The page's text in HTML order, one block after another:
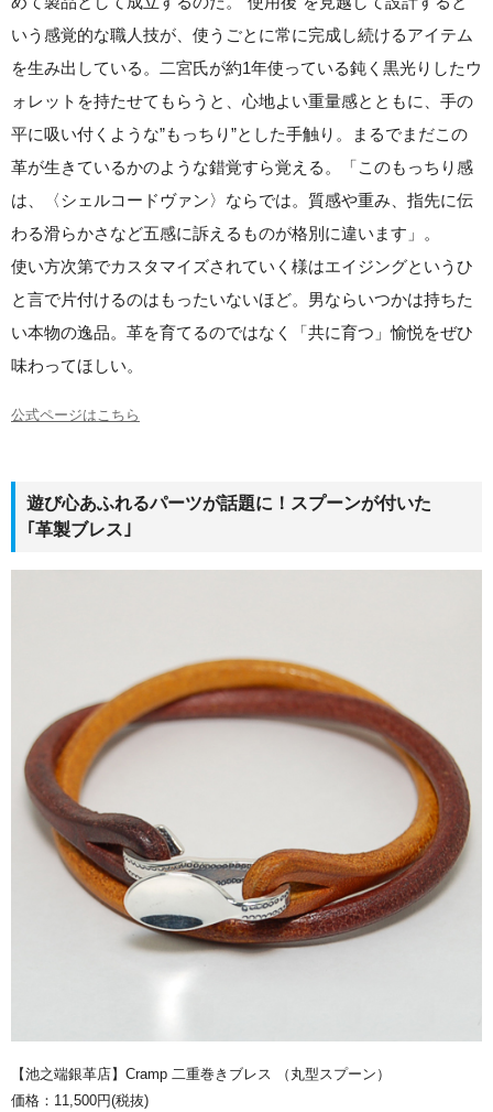
いう感覚的な職人技が、使うごとに常に完成し続けるアイテム
を生み出している。二宮氏が約1年使っている鈍く黒光りしたウ
ォレットを持たせてもらうと、心地よい重量感とともに、手の
平に吸い付くような”もっちり”とした手触り。まるでまだこの
革が生きているかのような錯覚すら覚える。「このもっちり感
は、〈シェルコードヴァン〉ならでは。質感や重み、指先に伝
わる滑らかさなど五感に訴えるものが格別に違います」。
使い方次第でカスタマイズされていく様はエイジングというひ
と言で片付けるのはもったいないほど。男ならいつかは持ちた
い本物の逸品。革を育てるのではなく「共に育つ」愉悦をぜひ
味わってほしい。
公式ページはこちら
遊び心あふれるパーツが話題に！スプーンが付いた
｢革製ブレス｣
【池之端銀革店】Cramp 二重巻きブレス （丸型スプーン）
価格：11,500円(税抜)